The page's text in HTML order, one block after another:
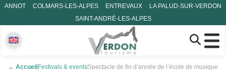
ANNOT COLMARS-LES-ALPES ENTREVAUX
LA PALUD-SUR-VERDON
SAINT-ANDRÉ-LES-ALPES
← Accueil Festivals & eventsSpectacle de fin d’année de l’école de musique